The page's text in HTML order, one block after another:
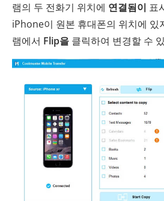
램의 두 전화기 위치에 연결됨이 표
iPhone이 원본 휴대폰의 위치에 있
램에서 Flip을 클릭하여 변경할 수